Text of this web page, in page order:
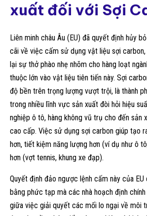
xuất đối với Sợi
Liên minh châu Âu (EU) đã quyết định hủy
cãi về việc cấm sử dụng vật liệu sợi
lại sự thở phào nhẹ nhõm cho hàng loạt
thuộc lớn vào vật liệu tiên tiến này. Sợi
độ bền trên trọng lượng vượt trội, là thành
trong nhiều lĩnh vực sản xuất đòi hỏi hiệu
nghiệp ô tô, hàng không vũ trụ cho đến sản
cao cấp. Việc sử dụng sợi carbon giúp tạo
hơn, tiết kiệm năng lượng hơn (ví dụ như ô
hơn (vợt tennis, khung xe đạp).
Quyết định đảo ngược lệnh cấm này của
bằng phức tạp mà các nhà hoạch định
giữa việc giải quyết các mối lo ngại về môi